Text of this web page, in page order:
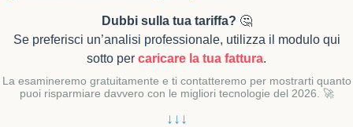
Dubbi sulla tua tariffa? 🤔
Se preferisci un’analisi professionale, utilizza il modulo qui
sotto per caricare la tua fattura.
La esamineremo gratuitamente e ti contatteremo per mostrarti quanto
puoi risparmiare davvero con le migliori tecnologie del 2026. 🚀
↓↓↓